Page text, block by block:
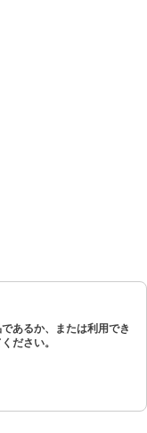
あるか、または利用でき
ださい。